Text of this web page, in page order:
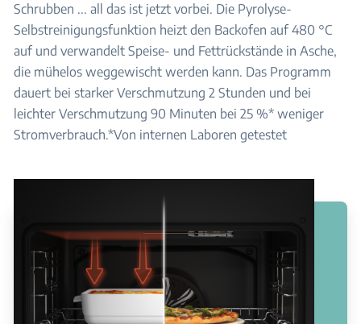
Schrubben ... all das ist jetzt vorbei. Die Pyrolyse-
Selbstreinigungsfunktion heizt den Backofen auf 480 °C
auf und verwandelt Speise- und Fettrückstände in Asche,
die mühelos weggewischt werden kann. Das Programm
dauert bei starker Verschmutzung 2 Stunden und bei
leichter Verschmutzung 90 Minuten bei 25 %* weniger
Stromverbrauch.*Von internen Laboren getestet